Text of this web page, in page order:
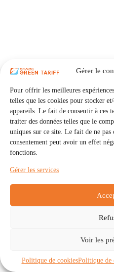
Gérer le
Pour offrir les meilleures
telles que les cookies pour stocker
appareils. Le fait de consentir à ces
traiter des données telles que le
uniques sur ce site. Le fait de ne
consentement peut avoir un effet
fonctions.
Gérer les services
Voir les
Politique de cookiesPolitique de
Communautés
À
Politique de